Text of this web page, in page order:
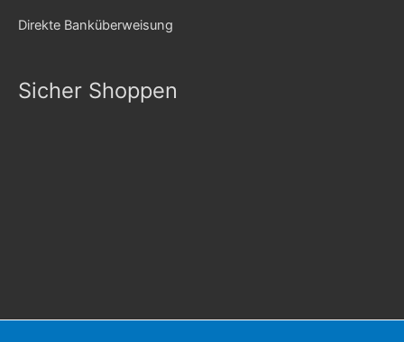
Direkte Banküberweisung
Sicher Shoppen